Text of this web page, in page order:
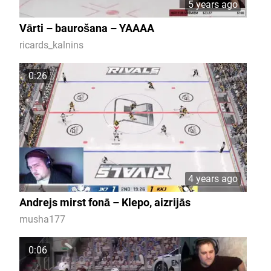
5 years ago
Vārti – baurošana – YAAAA
ricards_kalnins
0:26
4 years ago
Andrejs mirst fonā – Klepo, aizrijās
musha177
0:06